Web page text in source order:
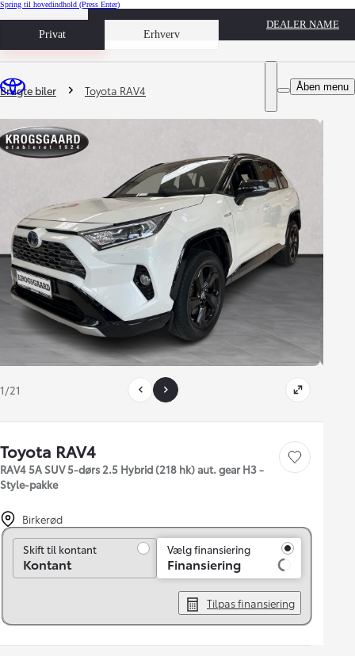
Spring til hovedindhold (Press Enter)
Privat Erhverv
Book prøvetur
DEALER NAME
Åben menu
Du er her
Brugte biler Toyota RAV4
1/21
Toyota RAV4
RAV4 5A SUV 5-dørs 2.5 Hybrid (218 hk) aut. gear H3 -
Style-pakke
Gem bil
Birkerød
Skift til kontant
Skift til kontant
Kontant
Vælg finansiering
Finansiering
Tilpas finansiering